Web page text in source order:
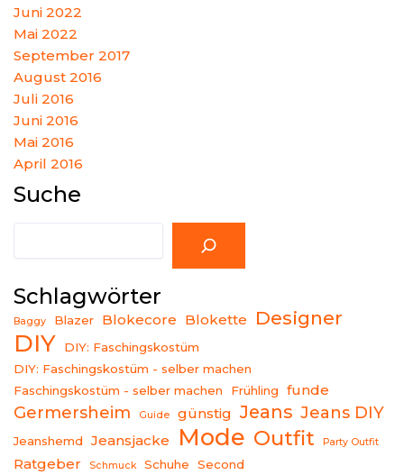
Juni 2022
Mai 2022
September 2017
August 2016
Juli 2016
Juni 2016
Mai 2016
April 2016
Suche
Schlagwörter
Baggy Blazer Blokecore Blokette Designer
DIY
DIY: Faschingskostüm
DIY: Faschingskostüm - selber machen
Faschingskostüm - selber machen
Frühling funde
Germersheim Guide günstig Jeans Jeans DIY
Jeanshemd Jeansjacke Mode Outfit Party Outfit
Ratgeber Schmuck Schuhe Second